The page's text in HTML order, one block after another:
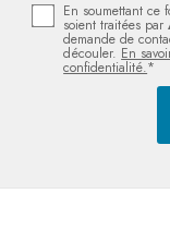
En soumettant ce
soient traitées par
demande de
découler. En
confidentialité.*